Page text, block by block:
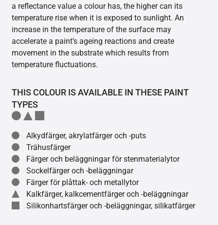
a reflectance value a colour has, the higher can its
temperature rise when it is exposed to sunlight. An
increase in the temperature of the surface may
accelerate a paint’s ageing reactions and create
movement in the substrate which results from
temperature fluctuations.
THIS COLOUR IS AVAILABLE IN THESE PAINT
TYPES
Alkydfärger, akrylatfärger och -puts
Trähusfärger
Färger och beläggningar för stenmaterialytor
Sockelfärger och -beläggningar
Färger för plåttak- och metallytor
Kalkfärger, kalkcementfärger och -beläggningar
Silikonhartsfärger och -beläggningar, silikatfärger